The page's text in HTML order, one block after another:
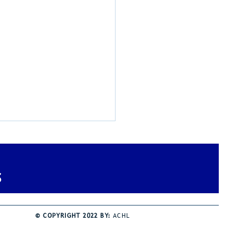
Belgische
Alle
drie maal het podium.
won de titel in
© COPYRIGHT 2022 BY:ACHL